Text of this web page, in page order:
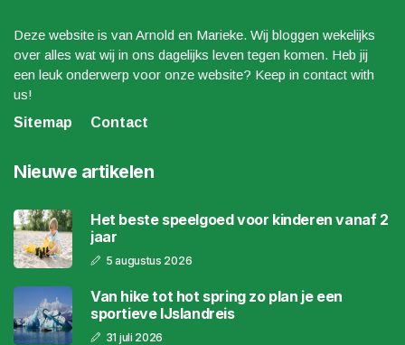
Deze website is van Arnold en Marieke. Wij bloggen wekelijks
over alles wat wij in ons dagelijks leven tegen komen. Heb jij
een leuk onderwerp voor onze website? Keep in contact with
us!
Sitemap
Contact
Nieuwe artikelen
Het beste speelgoed voor kinderen vanaf 2
jaar
5 augustus 2026
Van hike tot hot spring zo plan je een
sportieve IJslandreis
31 juli 2026